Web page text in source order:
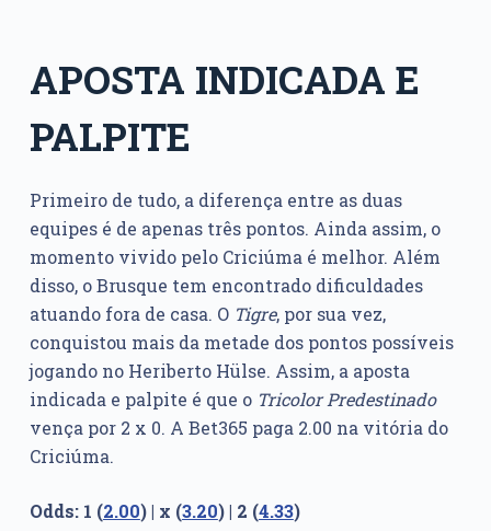
APOSTA INDICADA E
PALPITE
Primeiro de tudo, a diferença entre as duas
equipes é de apenas três pontos. Ainda assim, o
momento vivido pelo Criciúma é melhor. Além
disso, o Brusque tem encontrado dificuldades
atuando fora de casa. O Tigre, por sua vez,
conquistou mais da metade dos pontos possíveis
jogando no Heriberto Hülse. Assim, a aposta
indicada e palpite é que o Tricolor Predestinado
vença por 2 x 0. A Bet365 paga 2.00 na vitória do
Criciúma.
Odds: 1 (2.00) | x (3.20) | 2 (4.33)